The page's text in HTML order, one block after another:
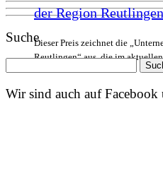
der Region
Dieser Preis zeichnet die
Reutlingen“ aus, die im
Suche
nach:
Wir sind auch auf